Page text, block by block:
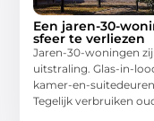
Een jaren-30-
sfeer te verliezen
Jaren-30-woningen
uitstraling. Glas-in-
kamer-en-
Tegelijk verbruiken